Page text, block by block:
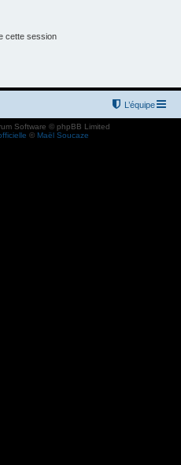
cette session
L’équipe
Software © phpBB Limited
© Maël Soucaze